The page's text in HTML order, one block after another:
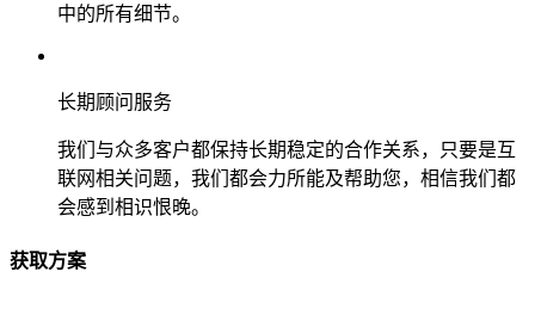
中的所有细节。
长期顾问服务
我们与众多客户都保持长期稳定的合作关系，只要是互
联网相关问题，我们都会力所能及帮助您，相信我们都
会感到相识恨晚。
获取方案